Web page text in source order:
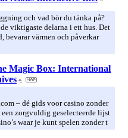
och vad bör du tänka på?
viktigaste delarna i ett hus. Det
bevarar värmen och påverkar
Magic Box: International
– dé gids voor casino zonder
zorgvuldig geselecteerde lijst
waar je kunt spelen zonder t